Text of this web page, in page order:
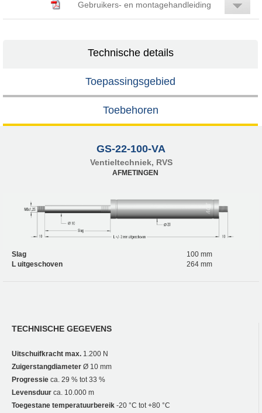
Gebruikers- en montagehandleiding
Technische details
Toepassingsgebied
Toebehoren
GS-22-100-VA
Ventieltechniek, RVS
AFMETINGEN
Slag
100 mm
L uitgeschoven
264 mm
TECHNISCHE GEGEVENS
Uitschuifkracht max. 1.200 N
Zuigerstangdiameter Ø 10 mm
Progressie ca. 29 % tot 33 %
Levensduur ca. 10.000 m
Toegestane temperatuurbereik -20 °C tot +80 °C